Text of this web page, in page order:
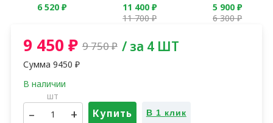
6 520₽ 11 400₽
11 700₽
5 900₽
6 300₽
9 450 ₽ 9 750₽ / за 4 ШТ
Сумма 9450 ₽
шт
– + Купить В 1 клик